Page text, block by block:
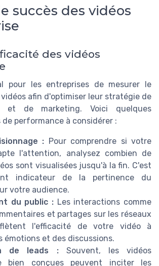
succès des vidéos
des vidéos
pour les entreprises de mesurer le
afin d'optimiser leur stratégie de
et de marketing. Voici quelques
performance à considérer :
: Pour comprendre si votre
l'attention, analysez combien de
sont visualisées jusqu'à la fin. C'est
indicateur de la pertinence du
votre audience.
du public : Les interactions comme
et partages sur les réseaux
l'efficacité de votre vidéo à
émotions et des discussions.
de leads : Souvent, les vidéos
bien conçues peuvent inciter les